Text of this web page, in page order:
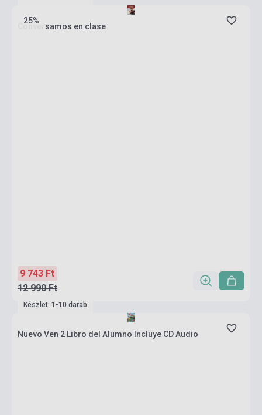
25%
Conversamos en clase
9 743 Ft
12 990 Ft
Készlet: 1-10 darab
Nuevo Ven 2 Libro del Alumno Incluye CD Audio